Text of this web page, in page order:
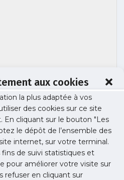
aux cookies
la plus adaptée à vos
des cookies sur ce site
cliquant sur le bouton "Les
le dépôt de l’ensemble des
internet, sur votre terminal.
de suivi statistiques et
pour améliorer votre visite sur
refuser en cliquant sur